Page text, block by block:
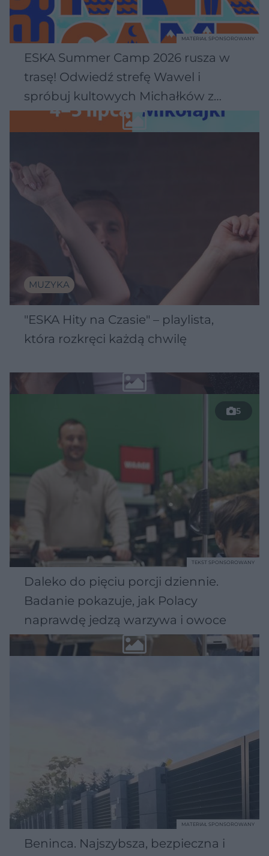
ESKA Summer Camp 2026 rusza w
trasę! Odwiedź strefę Wawel i
spróbuj kultowych Michałków z
Wawelu
MATERIAŁ SPONSOROWANY
MUZYKA
"ESKA Hity na Czasie" – playlista,
która rozkręci każdą chwilę
5
Daleko do pięciu porcji dziennie.
Badanie pokazuje, jak Polacy
naprawdę jedzą warzywa i owoce
TEKST SPONSOROWANY
Beninca. Najszybsza, bezpieczna i
MATERIAŁ SPONSOROWANY